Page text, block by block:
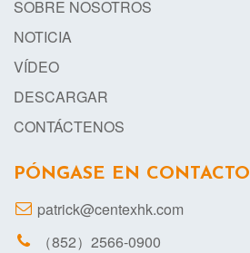
SOBRE NOSOTROS
NOTICIA
VÍDEO
DESCARGAR
CONTÁCTENOS
PÓNGASE EN CONTACTO
patrick@centexhk.com
（852）2566-0900